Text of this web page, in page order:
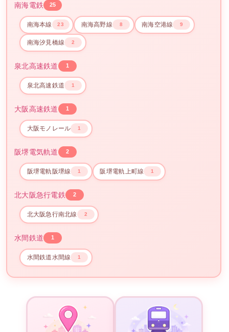
南海電鉄 25
南海本線 23 南海高野線 8 南海空港線 9
南海汐見橋線 2
泉北高速鉄道 1
泉北高速鉄道 1
大阪高速鉄道 1
大阪モノレール 1
阪堺電気軌道 2
阪堺電軌阪堺線 1 阪堺電軌上町線 1
北大阪急行電鉄 2
北大阪急行南北線 2
水間鉄道 1
水間鉄道水間線 1